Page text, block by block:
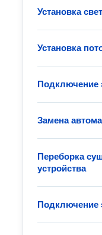
Установка
Установка
Подключение
Замена
Переборка
устройства
Подключение